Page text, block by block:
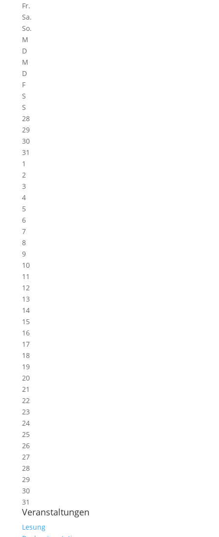
Fr.
Sa.
So.
M
D
M
D
F
S
S
28
29
30
31
1
2
3
4
5
6
7
8
9
10
11
12
13
14
15
16
17
18
19
20
21
22
23
24
25
26
27
28
29
30
31
Veranstaltungen
Lesung